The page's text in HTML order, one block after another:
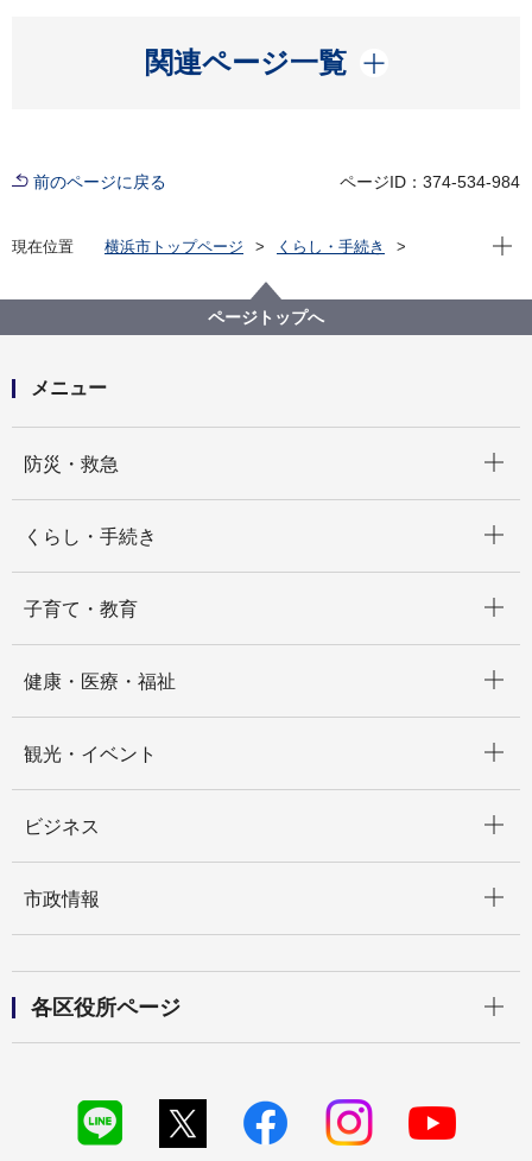
関連ページ一覧
開く
前のページに戻る ページID：374-534-984
現在位置 横浜市トップページ
くらし・手続き
現在
ページトップへ
メニュー
防災・救急
くらし・手続き
子育て・教育
健康・医療・福祉
観光・イベント
ビジネス
市政情報
各区役所ページ